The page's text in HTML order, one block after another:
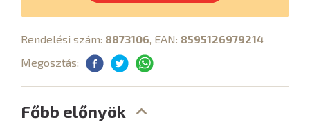
Rendelési szám: 8873106, EAN: 8595126979214
Megosztás:
Főbb előnyök